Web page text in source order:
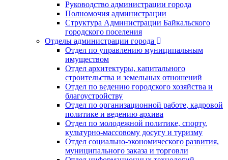
Руководство администрации города
Полномочия администрации
Структура Администрации Байкальского
городского поселения
Отделы администрации города
Отдел по управлению муниципальным
имуществом
Отдел архитектуры, капитального
строительства и земельных отношений
Отдел по ведению городского хозяйства и
благоустройству
Отдел по организационной работе, кадровой
политике и ведению архива
Отдел по молодежной политике, спорту,
культурно-массовому досугу и туризму
Отдел социально-экономического развития,
муниципального заказа и торговли